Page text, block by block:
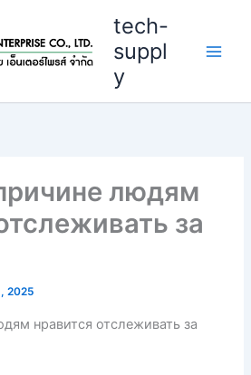
tech-
suppl
y
людям
за
2025
нравится отслеживать за